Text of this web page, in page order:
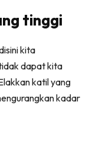
tinggi
kita
dapat kita
katil yang
kadar